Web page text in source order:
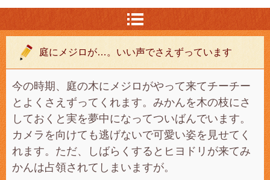
庭にメジロが…。いい声でさえずっています
今の時期、庭の木にメジロがやって来てチーチー
とよくさえずってくれます。みかんを木の枝にさ
しておくと実を夢中になってついばんでいます。
カメラを向けても逃げないで可愛い姿を見せてく
れます。ただ、しばらくするとヒヨドリが来てみ
かんは占領されてしまいますが。